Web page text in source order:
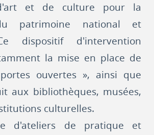
et de culture pour la
patrimoine national et
dispositif d'intervention
la mise en place de
ouvertes », ainsi que
aux bibliothèques, musées,
culturelles.
d'ateliers de pratique et